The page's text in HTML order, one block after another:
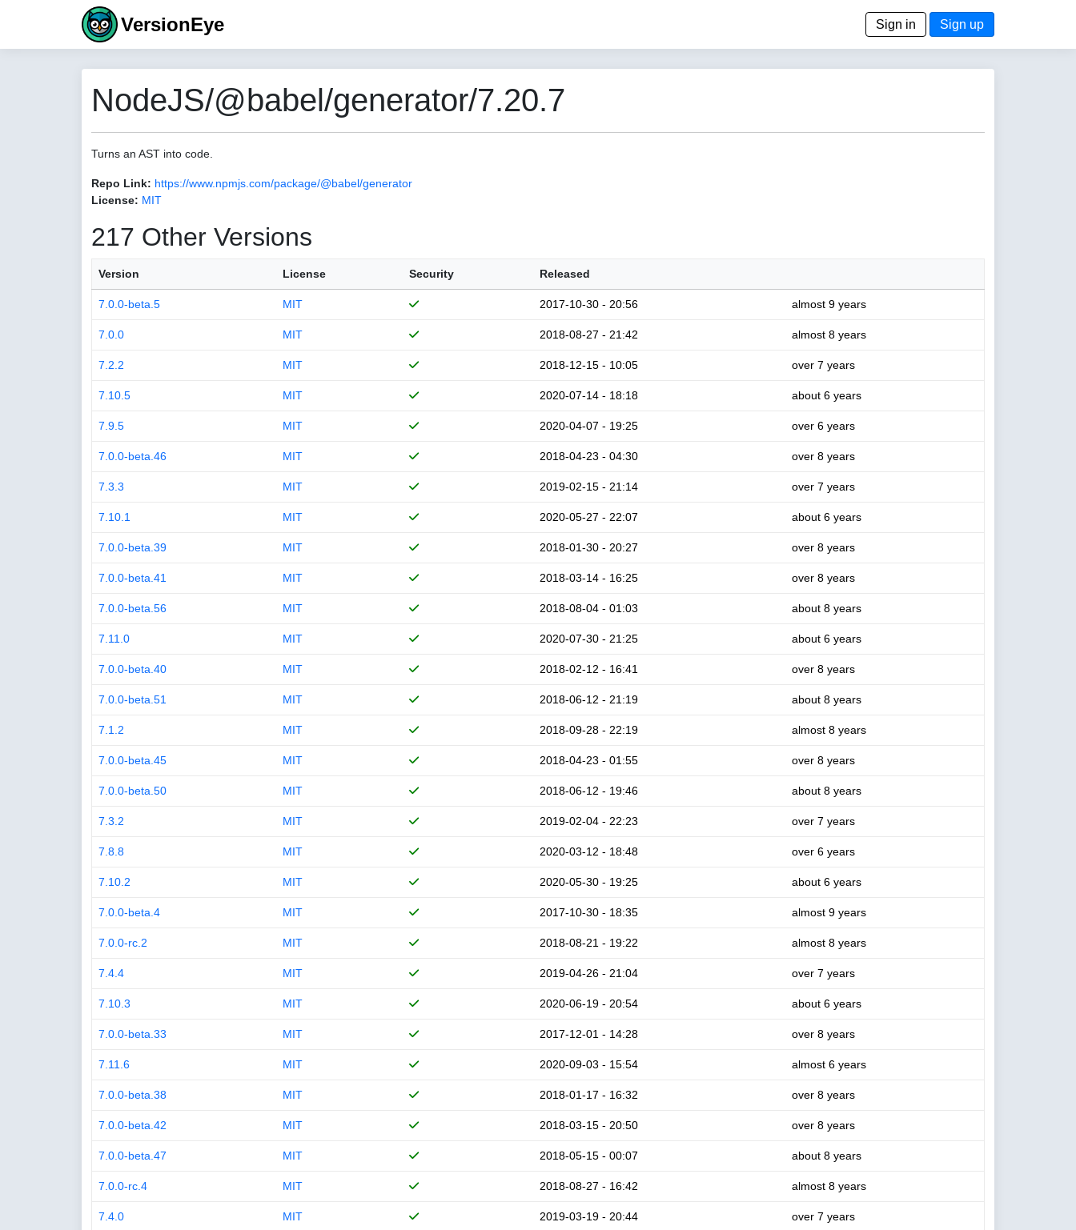
VersionEye Sign in Sign up
NodeJS/@babel/generator/7.20.7
Turns an AST into code.
Repo Link: https://www.npmjs.com/package/@babel/generator
License: MIT
217 Other Versions
Version License Security Released
7.0.0-beta.5 MIT 2017-10-30 - 20:56 almost 9 years
7.0.0 MIT 2018-08-27 - 21:42 almost 8 years
7.2.2 MIT 2018-12-15 - 10:05 over 7 years
7.10.5 MIT 2020-07-14 - 18:18 about 6 years
7.9.5 MIT 2020-04-07 - 19:25 over 6 years
7.0.0-beta.46 MIT 2018-04-23 - 04:30 over 8 years
7.3.3 MIT 2019-02-15 - 21:14 over 7 years
7.10.1 MIT 2020-05-27 - 22:07 about 6 years
7.0.0-beta.39 MIT 2018-01-30 - 20:27 over 8 years
7.0.0-beta.41 MIT 2018-03-14 - 16:25 over 8 years
7.0.0-beta.56 MIT 2018-08-04 - 01:03 about 8 years
7.11.0 MIT 2020-07-30 - 21:25 about 6 years
7.0.0-beta.40 MIT 2018-02-12 - 16:41 over 8 years
7.0.0-beta.51 MIT 2018-06-12 - 21:19 about 8 years
7.1.2 MIT 2018-09-28 - 22:19 almost 8 years
7.0.0-beta.45 MIT 2018-04-23 - 01:55 over 8 years
7.0.0-beta.50 MIT 2018-06-12 - 19:46 about 8 years
7.3.2 MIT 2019-02-04 - 22:23 over 7 years
7.8.8 MIT 2020-03-12 - 18:48 over 6 years
7.10.2 MIT 2020-05-30 - 19:25 about 6 years
7.0.0-beta.4 MIT 2017-10-30 - 18:35 almost 9 years
7.0.0-rc.2 MIT 2018-08-21 - 19:22 almost 8 years
7.4.4 MIT 2019-04-26 - 21:04 over 7 years
7.10.3 MIT 2020-06-19 - 20:54 about 6 years
7.0.0-beta.33 MIT 2017-12-01 - 14:28 over 8 years
7.11.6 MIT 2020-09-03 - 15:54 almost 6 years
7.0.0-beta.38 MIT 2018-01-17 - 16:32 over 8 years
7.0.0-beta.42 MIT 2018-03-15 - 20:50 over 8 years
7.0.0-beta.47 MIT 2018-05-15 - 00:07 about 8 years
7.0.0-rc.4 MIT 2018-08-27 - 16:42 almost 8 years
7.4.0 MIT 2019-03-19 - 20:44 over 7 years